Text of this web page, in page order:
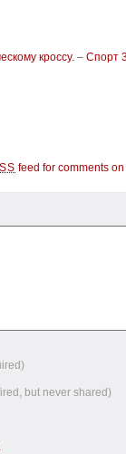
кроссу. – Спорт
feed for comments
but never shared)
.